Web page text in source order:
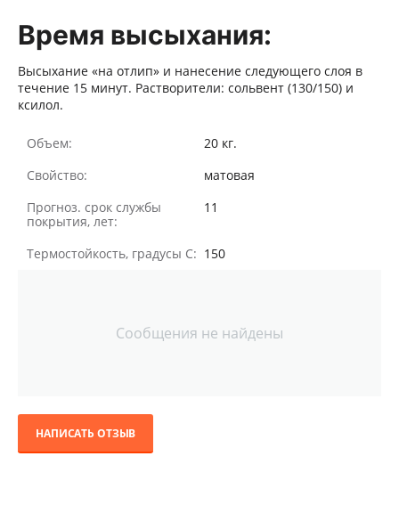
Время высыхания:
Высыхание «на отлип» и нанесение следующего слоя в
течение 15 минут. Растворители: сольвент (130/150) и
ксилол.
Объем:
20 кг.
Свойство:
матовая
Прогноз. срок службы
покрытия, лет:
11
Термостойкость, градусы С: 150
Сообщения не найдены
НАПИСАТЬ ОТЗЫВ